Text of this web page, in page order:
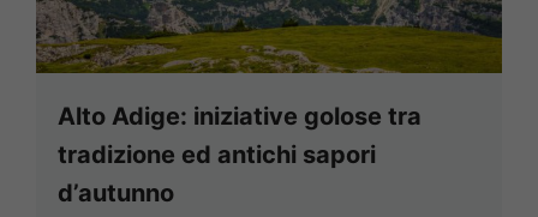
Alto Adige: iniziative golose tra
tradizione ed antichi sapori
d’autunno